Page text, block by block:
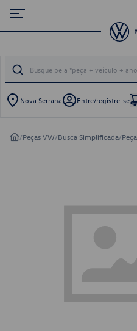
Nova Serrana Entre/registre-se
/Peças VW/Busca Simplificada/